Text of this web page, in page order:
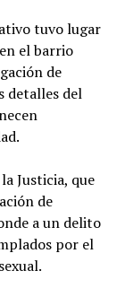
tuvo lugar
el barrio
de
detalles del
Justicia, que
de
a un delito
por el